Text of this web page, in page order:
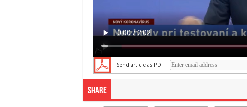
Send article as PDF
Share